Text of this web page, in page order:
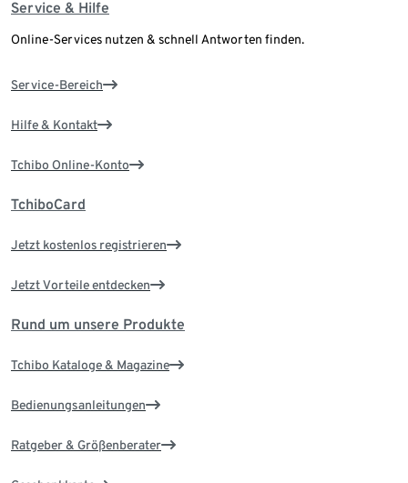
Service & Hilfe
Online-Services nutzen & schnell Antworten finden.
Service-Bereich
Hilfe & Kontakt
Tchibo Online-Konto
TchiboCard
Jetzt kostenlos registrieren
Jetzt Vorteile entdecken
Rund um unsere Produkte
Tchibo Kataloge & Magazine
Bedienungsanleitungen
Ratgeber & Größenberater